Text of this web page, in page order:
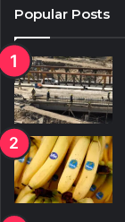
Popular Posts